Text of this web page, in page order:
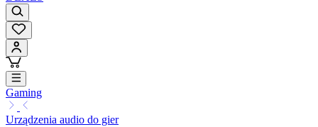
Gaming
Urządzenia audio do gier